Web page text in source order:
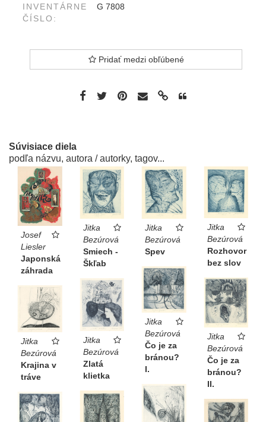
INVENTÁRNE
ČÍSLO:
G 7808
Pridať medzi obľúbené
Súvisiace diela
podľa názvu, autora / autorky, tagov...
Josef
Liesler
Japonská
záhrada
Jitka
Bezúrová
Smiech -
Škľab
Jitka
Bezúrová
Spev
Jitka
Bezúrová
Rozhovor
bez slov
Jitka
Bezúrová
Čo je za
bránou?
I.
Jitka
Bezúrová
Čo je za
bránou?
II.
Jitka
Bezúrová
Zlatá
klietka
Jitka
Bezúrová
Krajina v
tráve